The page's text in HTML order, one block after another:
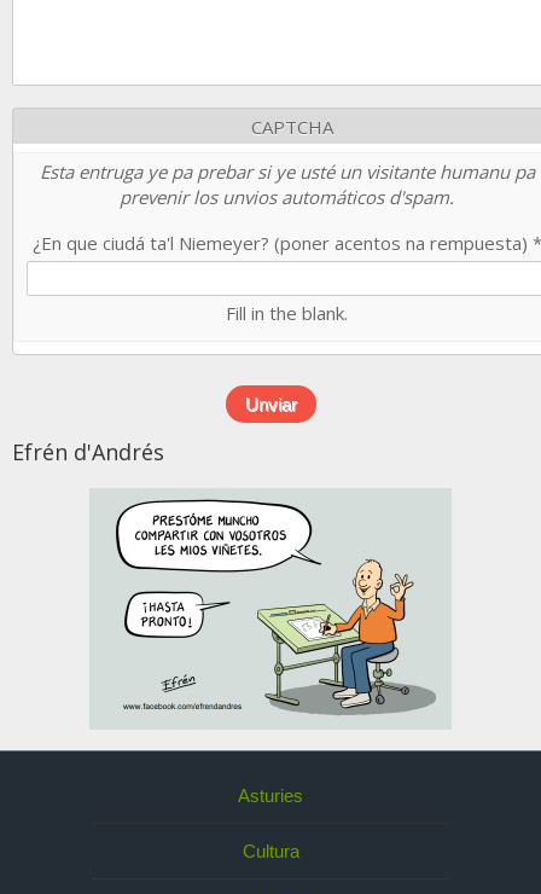
CAPTCHA
Esta entruga ye pa prebar si ye usté un visitante humanu pa
prevenir los unvios automáticos d'spam.
¿En que ciudá ta'l Niemeyer? (poner acentos na rempuesta) *
Fill in the blank.
Efrén d'Andrés
Asturies
Cultura